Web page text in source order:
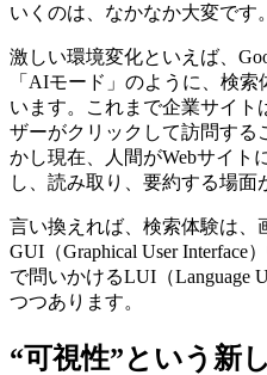
いくのは、なかなか大変です。
激しい環境変化といえば、
「AIモード」のように、検
います。これまで企業サイト
ザーがクリックして訪問する
かし現在、人間がWebサイト
し、読み取り、要約する場面
言い換えれば、検索体験は、
GUI（Graphical User
で問いかけるLUI（Language
つつあります。
“可視性”という新